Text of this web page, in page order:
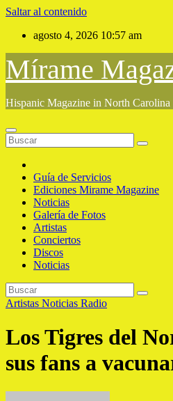
Saltar al contenido
agosto 4, 2026 10:57 am
Mírame
Hispanic Magazine in North Carolina
Guía de Servicios
Ediciones Mirame Magazine
Noticias
Galería de Fotos
Artistas
Conciertos
Discos
Noticias
Artistas Noticias Radio
Los Tigres del
sus fans a